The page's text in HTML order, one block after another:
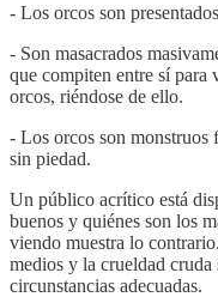
- Los orcos son
- Son masacrados
que compiten entre sí para
orcos, riéndose de ello.
- Los orcos son monstruos
sin piedad.
Un público acrítico está
buenos y quiénes son los
viendo muestra lo
medios y la crueldad cruda
circunstancias adecuadas.